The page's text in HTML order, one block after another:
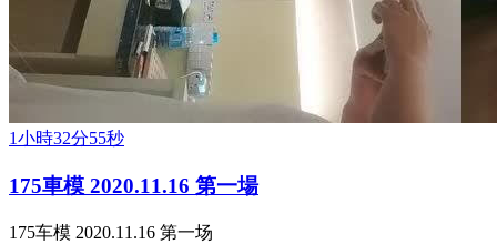
1小時32分55秒
175車模 2020.11.16 第一場
175车模 2020.11.16 第一场